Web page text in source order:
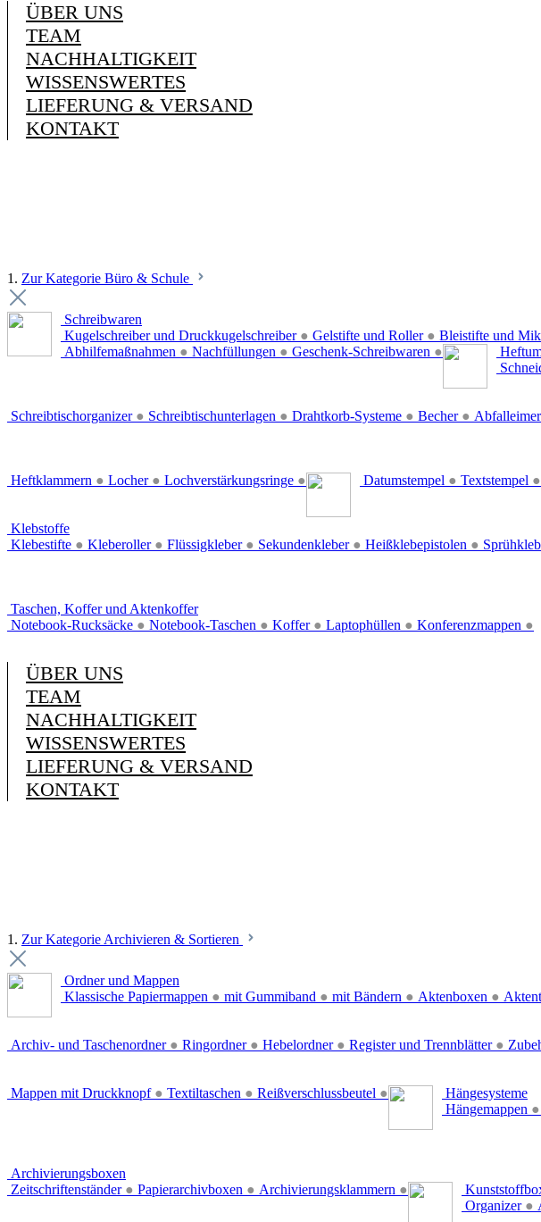
ÜBER UNS
TEAM
NACHHALTIGKEIT
WISSENSWERTES
LIEFERUNG & VERSAND
KONTAKT
1. Zur Kategorie Büro & Schule
Schreibwaren
Kugelschreiber und Druckkugelschreiber ● Gelstifte und Roller ● Bleistifte und
Abhilfemaßnahmen ● Nachfüllungen ● Geschenk-Schreibwaren ●
Schreibtischorganizer ● Schreibtischunterlagen ● Drahtkorb-Systeme ● Becher ● Abfalleimer
Heftklammern ● Locher ● Lochverstärkungsringe ●
Datumstempel ● Textstempel ●
Klebstoffe
Klebestifte ● Kleberoller ● Flüssigkleber ● Sekundenkleber ● Heißklebepistolen ●
Taschen, Koffer und Aktenkoffer
Notebook-Rucksäcke ● Notebook-Taschen ● Koffer ● Laptophüllen ● Konferenzmappen ●
ÜBER UNS
TEAM
NACHHALTIGKEIT
WISSENSWERTES
LIEFERUNG & VERSAND
KONTAKT
1. Zur Kategorie Archivieren & Sortieren
Ordner und Mappen
Klassische Papiermappen ● mit Gummiband ● mit Bändern ● Aktenboxen ●
Archiv- und Taschenordner ● Ringordner ● Hebelordner ● Register und Trennblätter ●
Mappen mit Druckknopf ● Textiltaschen ● Reißverschlussbeutel ●
Hängesysteme
Hängemappen ●
Archivierungsboxen
Zeitschriftenständer ● Papierarchivboxen ● Archivierungsklammern ●
Organizer ●